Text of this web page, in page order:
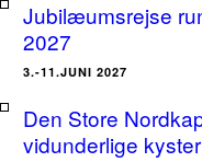
Jubilæumsrejse
2027
3.-11.JUNI 2027
Den Store
vidunderlige